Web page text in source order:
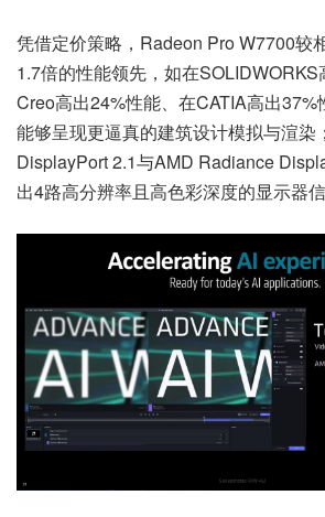
凭借定价策略，Radeon Pro W7700较
1.7倍的性能领先，如在
Creo高出24%性能、在CATIA高出
能够呈现更逼真的建筑设计模拟与渲染
DisplayPort 2.1与AMD Radiance
出4路高分辨率且高色彩深度的显示器信